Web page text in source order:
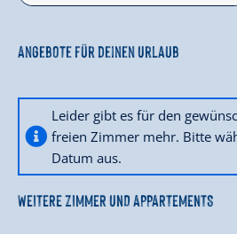
Angebote für deinen Urlaub
Leider gibt es für den
freien Zimmer mehr. Bitte
Datum aus.
WEITERE ZIMMER UND APPARTEMENTS